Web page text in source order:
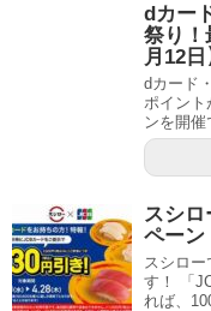
dカー
祭り！
月12日
dカード
ポイント
ンを開催
スシ
ペーン
スシロ
す！ 「
れば、